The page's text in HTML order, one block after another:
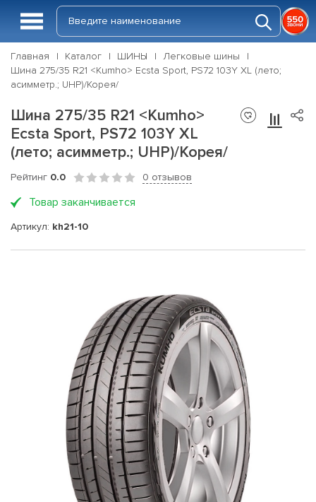
Главная Каталог ШИНЫ
Легковые шины
Шина 275/35 R21 <Kumho> Ecsta Sport, PS72 103Y XL (лето;
асимметр.; UHP)/Корея/
Шина 275/35 R21 <Kumho>
Ecsta Sport, PS72 103Y XL
(лето; асимметр.; UHP)/Корея/
Рейтинг 0.0 0 отзывов
Товар заканчивается
Артикул: kh21-10